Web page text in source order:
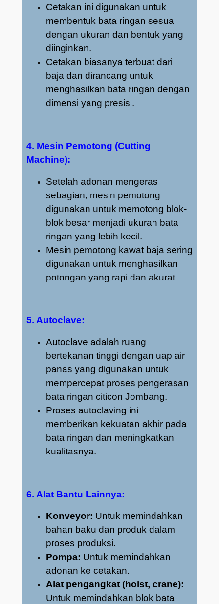
Cetakan ini digunakan untuk
membentuk bata ringan sesuai
dengan ukuran dan bentuk yang
diinginkan.
Cetakan biasanya terbuat dari
baja dan dirancang untuk
menghasilkan bata ringan dengan
dimensi yang presisi.
4. Mesin Pemotong (Cutting
Machine):
Setelah adonan mengeras
sebagian, mesin pemotong
digunakan untuk memotong blok-
blok besar menjadi ukuran bata
ringan yang lebih kecil.
Mesin pemotong kawat baja sering
digunakan untuk menghasilkan
potongan yang rapi dan akurat.
5. Autoclave:
Autoclave adalah ruang
bertekanan tinggi dengan uap air
panas yang digunakan untuk
mempercepat proses pengerasan
bata ringan citicon Jombang.
Proses autoclaving ini
memberikan kekuatan akhir pada
bata ringan dan meningkatkan
kualitasnya.
6. Alat Bantu Lainnya:
Konveyor: Untuk memindahkan
bahan baku dan produk dalam
proses produksi.
Pompa: Untuk memindahkan
adonan ke cetakan.
Alat pengangkat (hoist, crane):
Untuk memindahkan blok bata